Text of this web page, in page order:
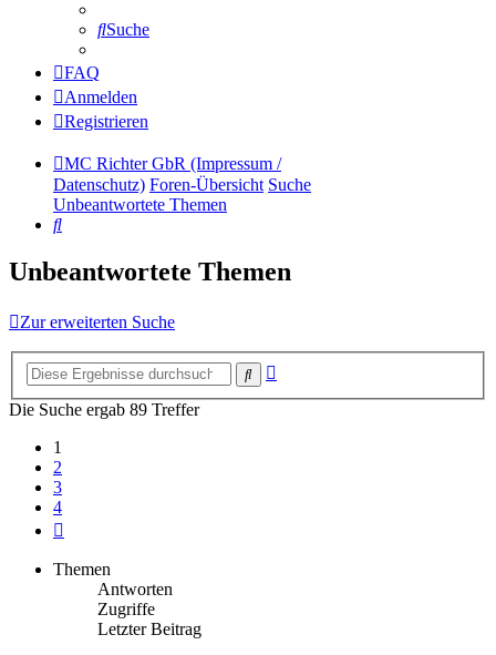
Suche
FAQ
Anmelden
Registrieren
MC Richter GbR (Impressum /
Datenschutz) Foren-Übersicht Suche
Unbeantwortete Themen
Suche
Unbeantwortete Themen
Zur erweiterten Suche
Suche
Die Suche ergab 89 Treffer
1
2
3
4
Themen
Antworten
Zugriffe
Letzter Beitrag